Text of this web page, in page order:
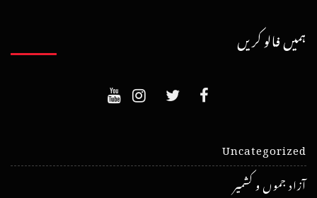
ہمیں فالو کریں
Uncategorized
آزاد جموں و کشمیر